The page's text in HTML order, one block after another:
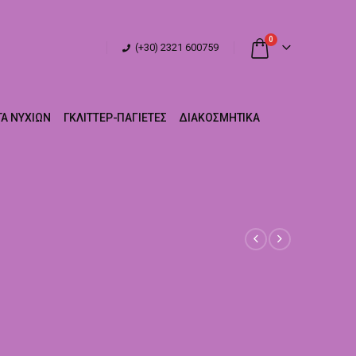
(+30) 2321 600759
0
ΝΥΧΙΏΝ ΓΚΛΊΤΤΕΡ-ΠΑΓΙΈΤΕΣ ΔΙΑΚΟΣΜΗΤΙΚΆ